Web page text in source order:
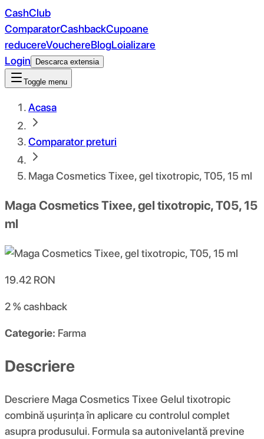
CashClub
ComparatorCashbackCupoane
reducereVouchereBlogLoializare
Login
Descarca extensia
Toggle menu
Acasa
Comparator preturi
Maga Cosmetics Tixee, gel tixotropic, T05, 15 ml
Maga Cosmetics Tixee, gel tixotropic, T05, 15
ml
19.42 RON
2 %cashback
Categorie: Farma
Descriere
Descriere Maga Cosmetics Tixee Gelul tixotropic
combină ușurința în aplicare cu controlul complet
asupra produsului. Formula sa autonivelantă previne